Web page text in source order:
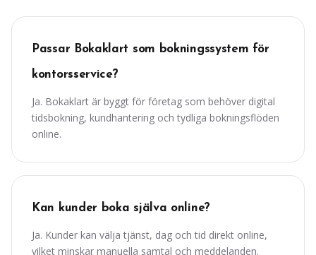
Passar Bokaklart som bokningssystem för
kontorsservice?
Ja. Bokaklart är byggt för företag som behöver digital
tidsbokning, kundhantering och tydliga bokningsflöden
online.
Kan kunder boka själva online?
Ja. Kunder kan välja tjänst, dag och tid direkt online,
vilket minskar manuella samtal och meddelanden.